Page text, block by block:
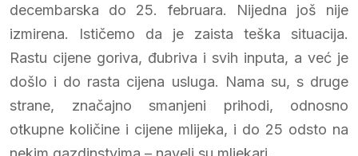
decembarska do 25. februara. Nijedna još nije
izmirena. Ističemo da je zaista teška situacija.
Rastu cijene goriva, đubriva i svih inputa, a već je
došlo i do rasta cijena usluga. Nama su, s druge
strane, značajno smanjeni prihodi, odnosno
otkupne količine i cijene mlijeka, i do 25 odsto na